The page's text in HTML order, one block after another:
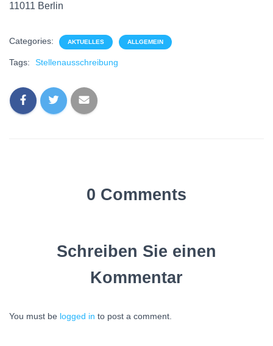
11011 Berlin
Categories: AKTUELLES ALLGEMEIN
Tags: Stellenausschreibung
0 Comments
Schreiben Sie einen
Kommentar
You must be logged in to post a comment.